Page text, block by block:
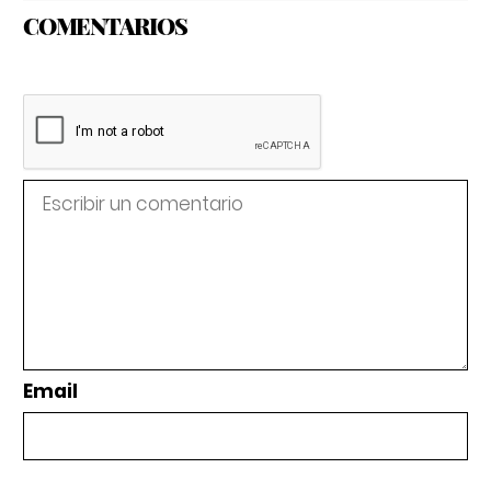
COMENTARIOS
Email